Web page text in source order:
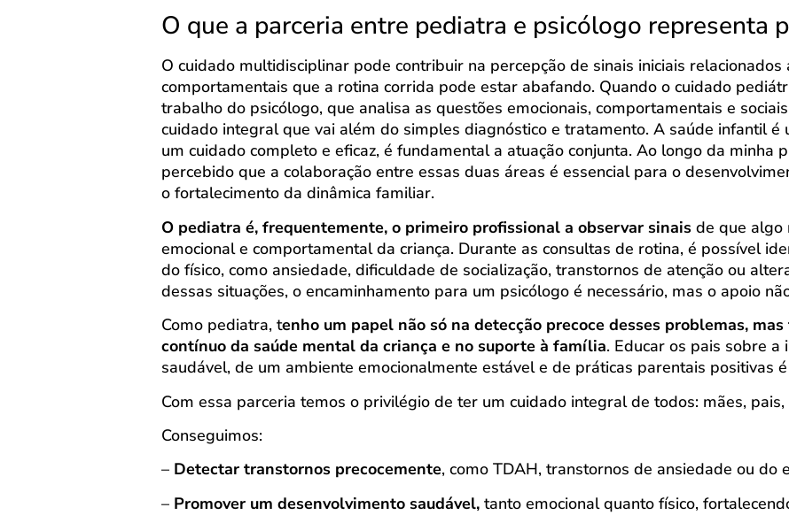
O que a parceria entre pediatra e psicólogo representa
O cuidado multidisciplinar pode contribuir na percepção de sinais iniciais
comportamentais que a rotina corrida pode estar abafando. Quando o cuidado
trabalho do psicólogo, que analisa as questões emocionais, comportamentais e
cuidado integral que vai além do simples diagnóstico e tratamento. A saúde infantil é
um cuidado completo e eficaz, é fundamental a atuação conjunta. Ao longo da minha
percebido que a colaboração entre essas duas áreas é essencial para o
o fortalecimento da dinâmica familiar.
O pediatra é, frequentemente, o primeiro profissional a observar sinais de que algo
emocional e comportamental da criança. Durante as consultas de rotina, é possível
do físico, como ansiedade, dificuldade de socialização, transtornos de atenção ou
dessas situações, o encaminhamento para um psicólogo é necessário, mas o apoio
Como pediatra, tenho um papel não só na detecção precoce desses problemas,
contínuo da saúde mental da criança e no suporte à família. Educar os pais sobre
saudável, de um ambiente emocionalmente estável e de práticas parentais positivas
Com essa parceria temos o privilégio de ter um cuidado integral de todos: mães,
Conseguimos:
– Detectar transtornos precocemente, como TDAH, transtornos de ansiedade ou do
– Promover um desenvolvimento saudável, tanto emocional quanto físico,